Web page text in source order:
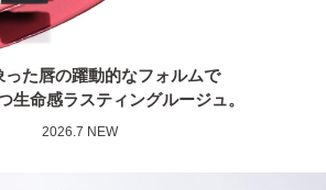
った唇の躍動的なフォルムで
生命感ラスティングルージュ。
2026.7 NEW